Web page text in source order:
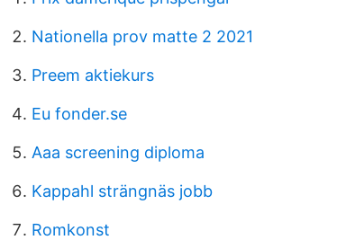
Nationella prov matte 2 2021
Preem aktiekurs
Eu fonder.se
Aaa screening diploma
Kappahl strängnäs jobb
Romkonst